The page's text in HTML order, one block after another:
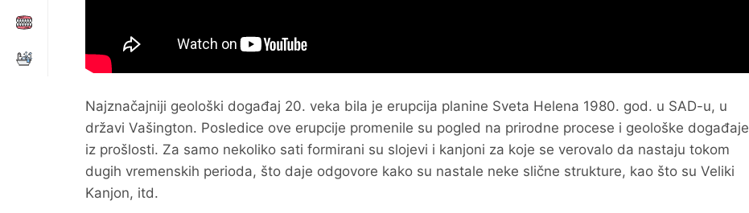
Najznačajniji geološki događaj 20. veka bila je erupcija planine Sveta Helena 1980. god. u SAD-u, u
državi Vašington. Posledice ove erupcije promenile su pogled na prirodne procese i geološke događaje
iz prošlosti. Za samo nekoliko sati formirani su slojevi i kanjoni za koje se verovalo da nastaju tokom
dugih vremenskih perioda, što daje odgovore kako su nastale neke slične strukture, kao što su Veliki
Kanjon, itd.